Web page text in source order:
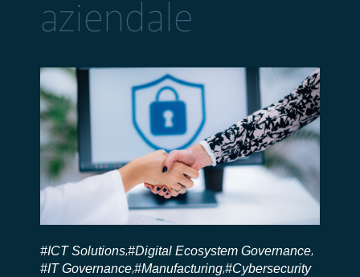
aziendale
#ICT Solutions,#Digital Ecosystem Governance,
#IT Governance,#Manufacturing,#Cybersecurity